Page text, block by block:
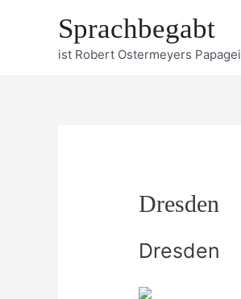
Sprachbegabt
ist Robert Ostermeyers Papagei
Dresden
Dresden